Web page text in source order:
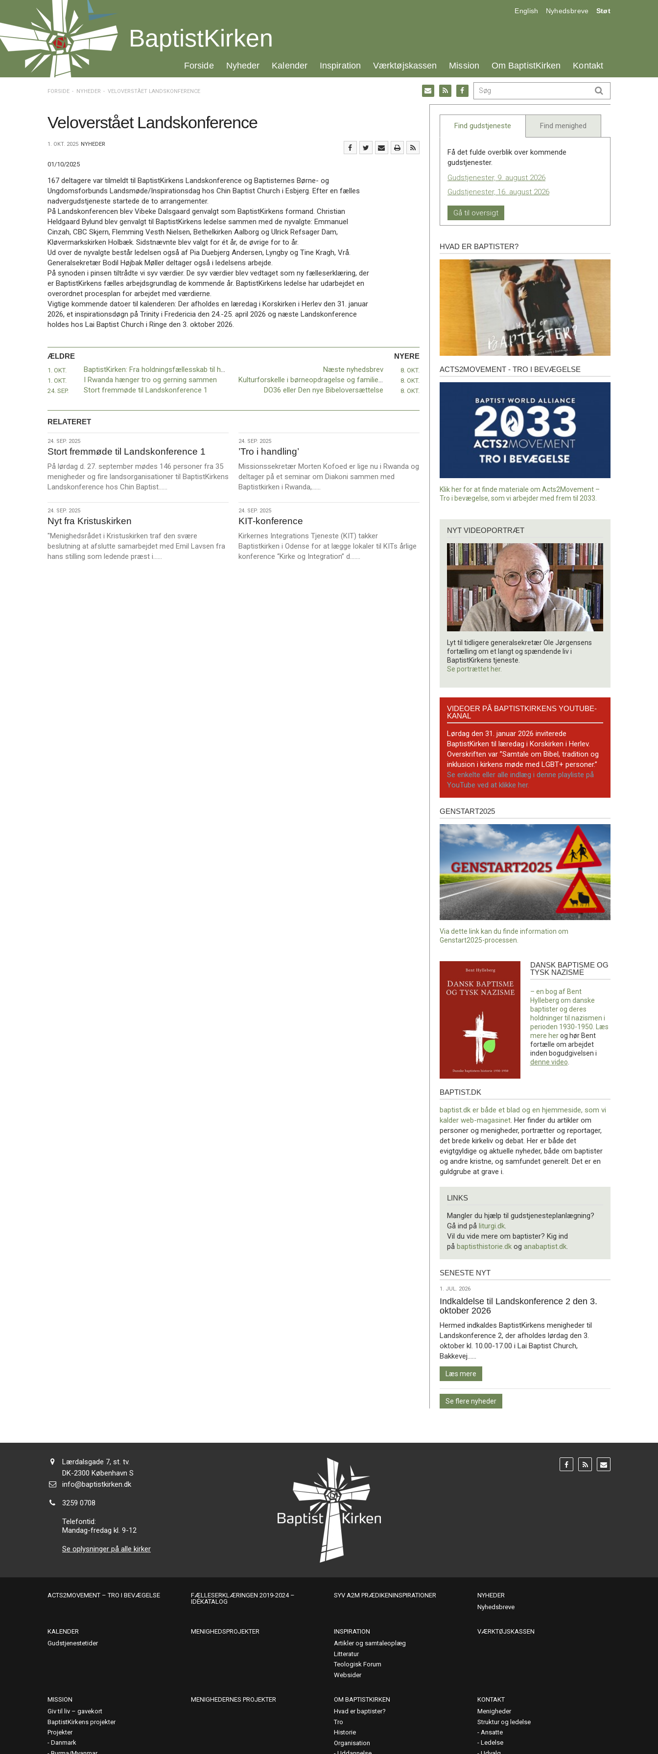
over
og
gå
Vend
tilbage
Værktøjskassen
BaptistKirken
Inspiration
Værktøjskassen
BaptistKirken
holdningsfællesskab
handlingsfællesskab?
17.0:
English 18.0:
Nyhedsbreve 19.0:
Støt
BaptistKirken
20.0:
Forside 21.0:
Nyheder 22.0:
Kalender 23.0:
Inspiration 24.0:
Værktøjskassen 25.0:
Mission 26.0:
Om BaptistKirken 27.0:
Kontakt
FORSIDE NYHEDER VELOVERSTÅET LANDSKONFERENCE
Gå
til:
Facebook
Gå
til:
RSS
feed
Gå
til:
Email
Veloverstået Landskonference
1. OKT. 2025 NYHEDER
01/10/2025
167 deltagere var tilmeldt til BaptistKirkens Landskonference og Baptisternes Børne- og
Ungdomsforbunds Landsmøde/Inspirationsdag hos Chin Baptist Church i Esbjerg. Efter en fælles
nadvergudstjeneste startede de to arrangementer.
På Landskonferencen blev Vibeke Dalsgaard genvalgt som BaptistKirkens formand. Christian
Heldgaard Bylund blev genvalgt til BaptistKirkens ledelse sammen med de nyvalgte: Emmanuel
Cinzah, CBC Skjern, Flemming Vesth Nielsen, Bethelkirken Aalborg og Ulrick Refsager Dam,
Kløvermarkskirken Holbæk. Sidstnævnte blev valgt for ét år, de øvrige for to år.
Ud over de nyvalgte består ledelsen også af Pia Duebjerg Andersen, Lyngby og Tine Kragh, Vrå.
Generalsekretær Bodil Højbak Møller deltager også i ledelsens arbejde.
På synoden i pinsen tiltrådte vi syv værdier. De syv værdier blev vedtaget som ny fælleserklæring, der
er BaptistKirkens fælles arbejdsgrundlag de kommende år. BaptistKirkens ledelse har udarbejdet en
overordnet procesplan for arbejdet med værdierne.
Vigtige kommende datoer til kalenderen: Der afholdes en læredag i Korskirken i Herlev den 31. januar
2026, et inspirationsdøgn på Trinity i Fredericia den 24.-25. april 2026 og næste Landskonference
holdes hos Lai Baptist Church i Ringe den 3. oktober 2026.
ÆLDRE
1. OKT. BaptistKirken: Fra holdningsfællesskab til handlingsfællesskab?
1. OKT. I Rwanda hænger tro og gerning sammen
24. SEP. Stort fremmøde til Landskonference 1
NYERE
Næste nyhedsbrev 8. OKT.
Kulturforskelle i børneopdragelse og familieliv 8. OKT.
DO36 eller Den nye Bibeloversættelse 8. OKT.
RELATERET
24.
sep.
2025
24. SEP. 2025
Stort fremmøde til Landskonference 1
På lørdag d. 27. september mødes 146 personer fra 35
menigheder og fire landsorganisationer til BaptistKirkens
Landskonference hos Chin Baptist……
r
e
24.
sep.
2025
24. SEP. 2025
’Tro i handling’
Missionssekretær Morten Kofoed er lige nu i Rwanda og
deltager på et seminar om Diakoni sammen med
Baptistkirken i Rwanda,……
r
e
24.
sep.
2025
24. SEP. 2025
Nyt fra Kristuskirken
"Menighedsrådet i Kristuskirken traf den svære
beslutning at afslutte samarbejdet med Emil Lavsen fra
hans stilling som ledende præst i……
24.
sep.
2025
24. SEP. 2025
KIT-konference
Kirkernes Integrations Tjeneste (KIT) takker
Baptistkirken i Odense for at lægge lokaler til KITs årlige
konference “Kirke og Integration” d.……
Find gudstjeneste Find menighed
Få det fulde overblik over kommende
gudstjenester.
Gudstjenester, 9. august 2026
Gudstjenester, 16. august 2026
Gå til oversigt
Hvad
er
baptister?
HVAD ER BAPTISTER?
Acts2Movement
ACTS2MOVEMENT - TRO I BEVÆGELSE
Klik her for at finde materiale om Acts2Movement –
Tro i bevægelse, som vi arbejder med frem til 2033.
videoportræt
NYT VIDEOPORTRÆT
Lyt til tidligere generalsekretær Ole Jørgensens
fortælling om et langt og spændende liv i
BaptistKirkens tjeneste.
Se portrættet her.
BaptistKirkens
YouTube-
kanal
VIDEOER PÅ BAPTISTKIRKENS YOUTUBE-
KANAL
Lørdag den 31. januar 2026 inviterede
BaptistKirken til læredag i Korskirken i Herlev.
Overskriften var ”Samtale om Bibel, tradition og
inklusion i kirkens møde med LGBT+ personer.”
Se enkelte eller alle indlæg i denne playliste på
YouTube ved at klikke her.
Genstart2025
GENSTART2025
Via dette link kan du finde information om
Genstart2025-processen.
tysk
DANSK BAPTISME OG
TYSK NAZISME
– en bog af Bent
Hylleberg om danske
baptister og deres
holdninger til nazismen i
perioden 1930-1950. Læs
mere herog hør Bent
fortælle om arbejdet
inden bogudgivelsen i
denne video.
baptist.dk
BAPTIST.DK
baptist.dk er både et blad og en hjemmeside, som vi
kalder web-magasinet . Her finder du artikler om
personer og menigheder, portrætter og reportager,
det brede kirkeliv og debat. Her er både det
evigtgyldige og aktuelle nyheder, både om baptister
og andre kristne, og samfundet generelt. Det er en
guldgrube at grave i.
LINKS
Mangler du hjælp til gudstjenesteplanlægning?
Gå ind på liturgi.dk
Vil du vide mere om baptister? Kig ind
på baptisthistorie.dk og anabaptist.dk
Seneste
SENESTE NYT
1.
jul.
2026
1. JUL. 2026
Indkaldelse til Landskonference 2 den 3.
oktober 2026
Hermed indkaldes BaptistKirkens menigheder til
Landskonference 2, der afholdes lørdag den 3.
oktober kl. 10.00-17.00 i Lai Baptist Church,
Bakkevej……
mere
Læs mere
Se flere nyheder
Adresse:
Lærdalsgade 7, st. tv.
Adresse:
DK-2300 København S
Send
info@baptistkirken.dk
Tlf.:
3259 0708
Telefontid:
Mandag-fredag kl. 9-12
Se oplysninger på alle kirker
Gå
til:
Gå
til:
Gå
til:
ACTS2MOVEMENT – TRO I BEVÆGELSE
FÆLLESERKLÆRINGEN 2019-2024 –
IDÉKATALOG
SYV A2M PRÆDIKENINSPIRATIONER
NYHEDER
Nyhedsbreve
KALENDER
Gudstjenestetider
MENIGHEDSPROJEKTER
INSPIRATION
Artikler og samtaleoplæg
Litteratur
Teologisk Forum
Websider
VÆRKTØJSKASSEN
MISSION
Giv til liv – gavekort
BaptistKirkens projekter
Projekter
Danmark
MENIGHEDERNES PROJEKTER
OM BAPTISTKIRKEN
Hvad er baptister?
Tro
Historie
Organisation
KONTAKT
Menigheder
Struktur og ledelse
Ansatte
Ledelse